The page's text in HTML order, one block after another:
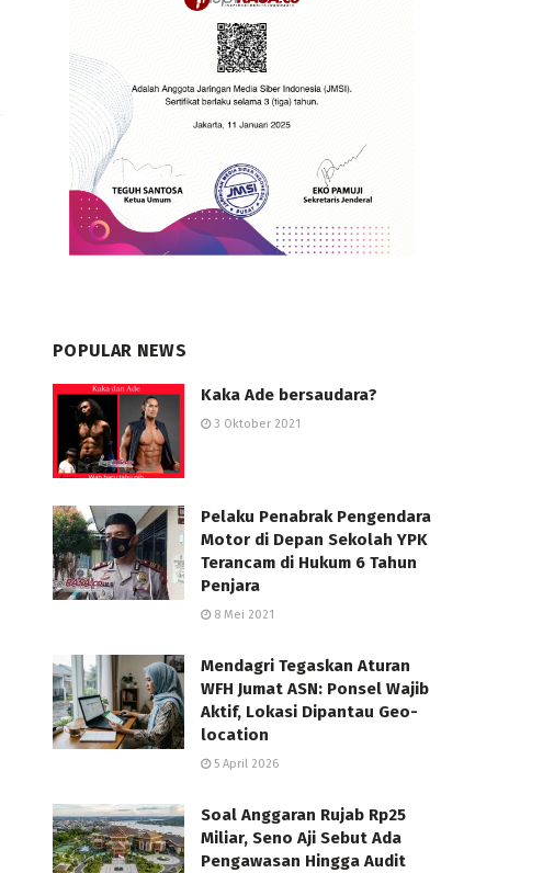
POPULAR NEWS
Kaka Ade bersaudara?
3 Oktober 2021
Pelaku Penabrak Pengendara
Motor di Depan Sekolah YPK
Terancam di Hukum 6 Tahun
Penjara
8 Mei 2021
Mendagri Tegaskan Aturan
WFH Jumat ASN: Ponsel Wajib
Aktif, Lokasi Dipantau Geo-
location
5 April 2026
Soal Anggaran Rujab Rp25
Miliar, Seno Aji Sebut Ada
Pengawasan Hingga Audit